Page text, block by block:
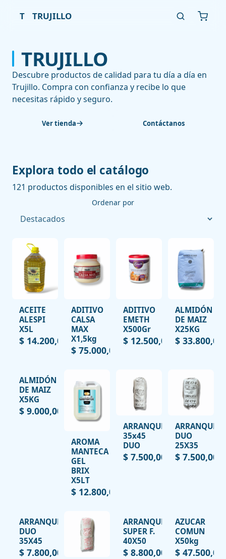
T TRUJILLO
TRUJILLO
Descubre productos de calidad para tu día a día en
Trujillo. Compra con confianza y recibe lo que
necesitas rápido y seguro.
Ver tienda Contáctanos
Explora todo el catálogo
121 productos disponibles en el sitio web.
Ordenar por
ACEITE
ALESPI
X5L
$ 14.200,00
ADITIVO
CALSA
MAX
X1,5kg
$ 75.000,00
ADITIVO
EMETH
X500Gr
$ 12.500,00
ALMIDÓN
DE MAIZ
X25KG
$ 33.800,00
ALMIDÓN
DE MAIZ
X5KG
$ 9.000,00
AROMA
MANTECA
GEL
BRIX
X5LT
$ 12.800,00
ARRANQUE
35x45
DUO
$ 7.500,00
ARRANQUE
DUO
25X35
$ 7.500,00
ARRANQUE
DUO
35X45
$ 7.800,00
ARRANQUE
SUPER F.
40X50
$ 8.800,00
AZUCAR
COMUN
X50kg
$ 47.500,00